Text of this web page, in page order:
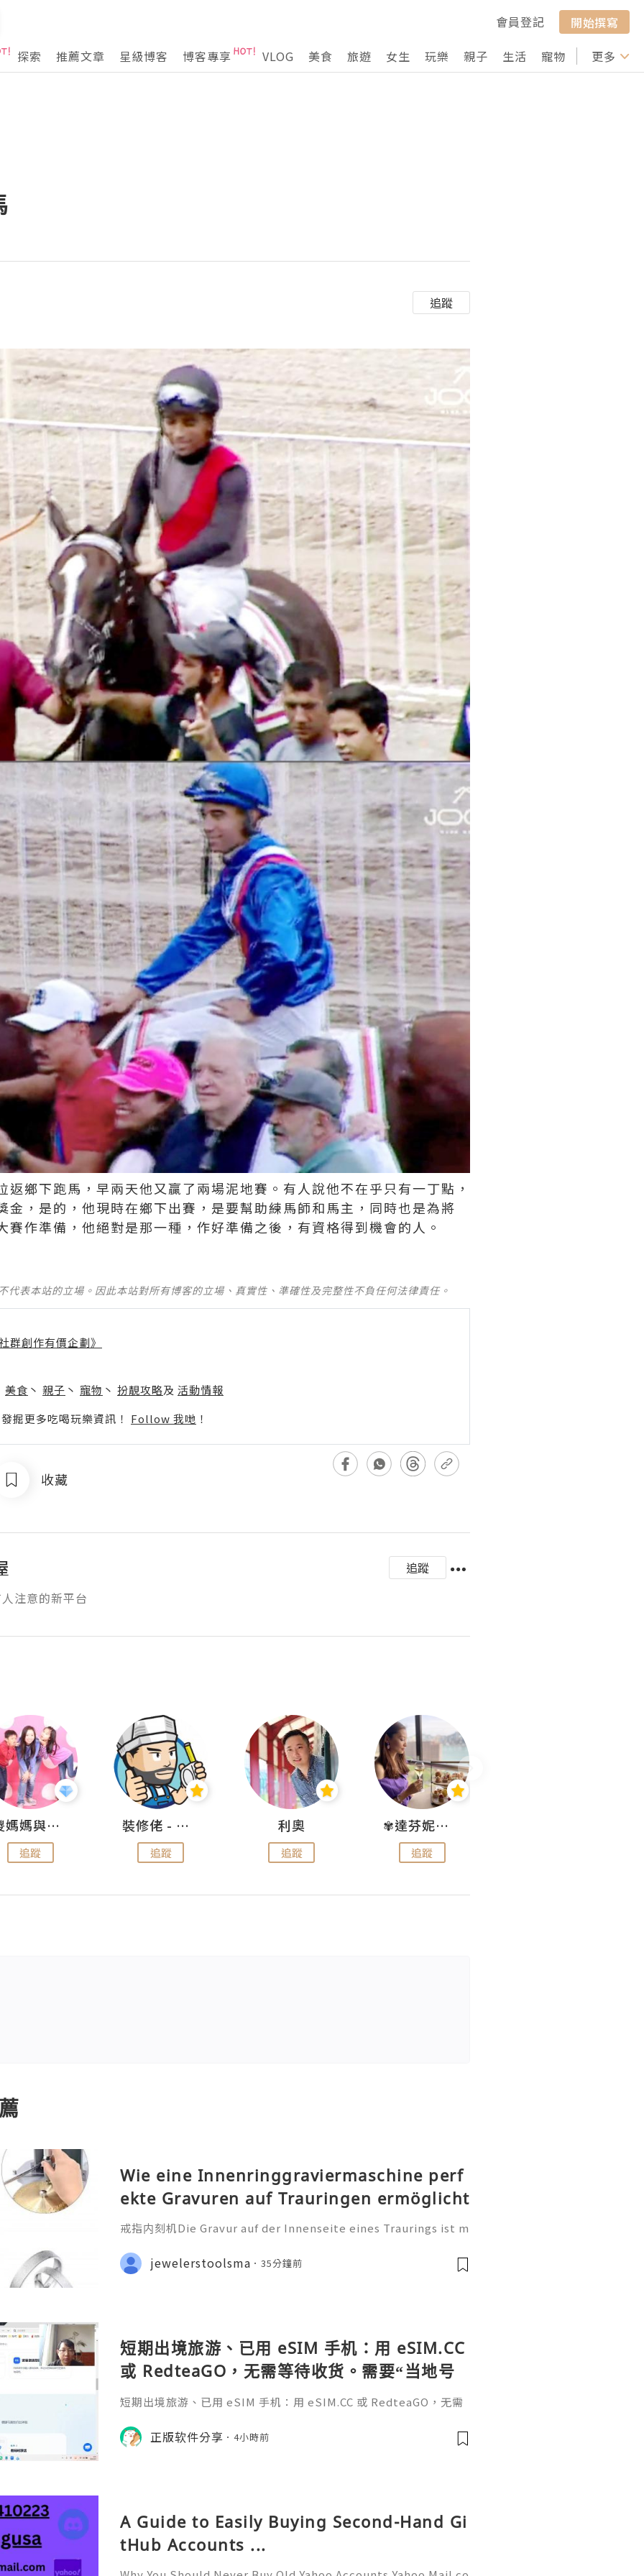
會員登記
開始撰寫
探索
推薦文章 星級博客 博客專享 VLOG 美食 旅遊 女生 玩樂 親子 生活 寵物 行山 打卡
更多
追蹤
返鄉下跑馬，早兩天他又贏了兩場泥地賽。有人說他不在乎只有一丁點，
金，是的，他現時在鄉下出賽，是要幫助練馬師和馬主，同時也是為將
賽作準備，他絕對是那一種，作好準備之後，有資格得到機會的人。
代表本站的立場。因此本站對所有博客的立場、真實性、準確性及完整性不負任何法律責任。
群創作有價企劃》
美食 丶 親子 丶 寵物 丶 扮靚攻略及 活動情報
掘更多吃喝玩樂資訊！ Follow 我哋 ！
收藏
追蹤
注意的新平台
儍媽媽與兩隻小魔怪之家
追蹤
裝修佬 - 香港一站式網上裝修平台
追蹤
利奧
追蹤
✾達芬妮•愛孩子•愛生活✾
追蹤
Wie eine Innenringgraviermaschine perf
ekte Gravuren auf Trauringen ermöglicht
戒指内刻机Die Gravur auf der Innenseite eines Traurings ist m
iche Botschaft, die oft ein Datum, einen Namen, einen beso
nderen Satz oder ein Symb
jewelerstoolsma 35分鐘前
短期出境旅游、已用 eSIM 手机：用 eSIM.CC
或 RedteaGO，无需等待收货。需要“当地号
码 + 通话短信”（如打车、外卖、客户联
餐）。长
短期出境旅游、已用 eSIM 手机：用 eSIM.CC 或 RedteaGO，无需
络）：优先 RedteaGO（明确提供通话短信套餐）。长期多国移动办
公数字游民，或手机不支持 eSIM：用 Xesim，一次收货长期使用，
正版软件分享 4小時前
A Guide to Easily Buying Second-Hand Gi
tHub Accounts ...